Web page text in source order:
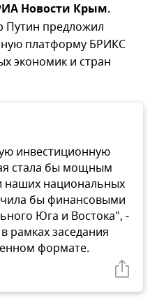
Новости Крым.
Путин предложил
платформу БРИКС
экономик и стран
инвестиционную
стала бы мощным
наших национальных
бы финансовыми
Юга и Востока", -
рамках заседания
формате.